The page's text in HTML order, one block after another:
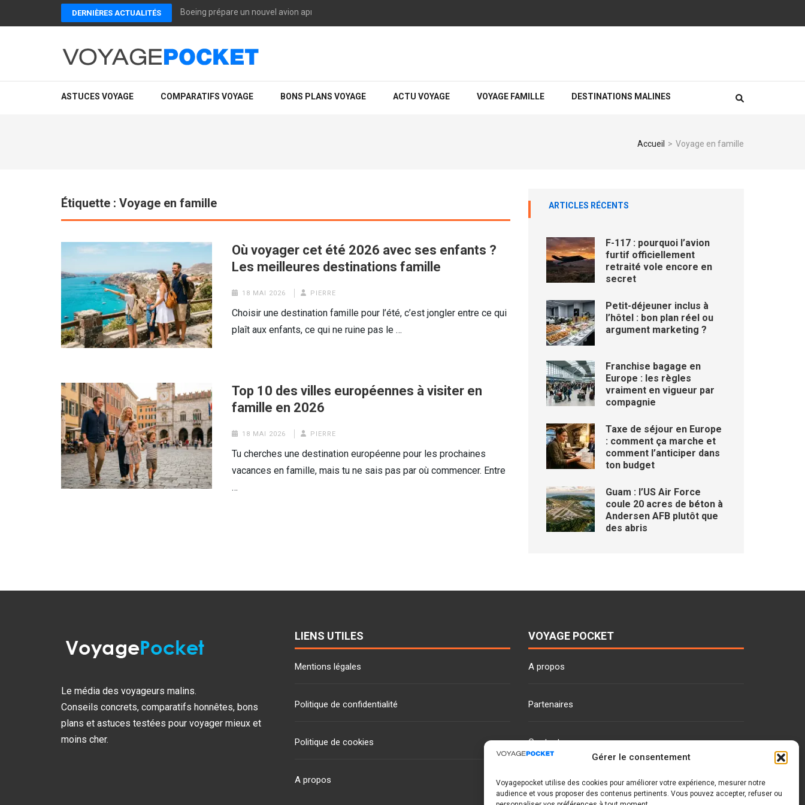
Gérer le consentement
Voyagepocket utilise des cookies pour améliorer votre expérience, mesurer notre
audience et vous proposer des contenus pertinents. Vous pouvez accepter, refuser ou
au
DERNIÈRES ACTUALITÉS Boeing prépare un nouvel avion après le MAX 10 : ce qu’on sait vraiment
VOYAGEPOCKET
ASTUCES VOYAGE COMPARATIFS VOYAGE BONS PLANS VOYAGE ACTU VOYAGE VOYAGE FAMILLE DESTINATIONS MALINES
Accueil > Voyage en famille
Étiquette : Voyage en famille
Où voyager cet été 2026 avec ses enfants ?
Les meilleures destinations famille
18 MAI 2026 PIERRE
Choisir une destination famille pour l’été, c’est jongler entre ce qui
plaît aux enfants, ce qui ne ruine pas le …
Top 10 des villes européennes à visiter en
famille en 2026
18 MAI 2026 PIERRE
Tu cherches une destination européenne pour les prochaines
vacances en famille, mais tu ne sais pas par où commencer. Entre
…
ARTICLES RÉCENTS
F-117 : pourquoi l’avion
furtif officiellement
retraité vole encore en
secret
Petit-déjeuner inclus à
l’hôtel : bon plan réel ou
argument marketing ?
Franchise bagage en
Europe : les règles
vraiment en vigueur par
compagnie
Taxe de séjour en Europe
: comment ça marche et
comment l’anticiper dans
ton budget
Guam : l’US Air Force
coule 20 acres de béton à
Andersen AFB plutôt que
des abris
Le média des voyageurs malins.
Conseils concrets, comparatifs honnêtes, bons
plans et astuces testées pour voyager mieux et
moins cher.
LIENS UTILES
Mentions légales
Politique de confidentialité
Politique de cookies
A propos
VOYAGE POCKET
A propos
Partenaires
Contact